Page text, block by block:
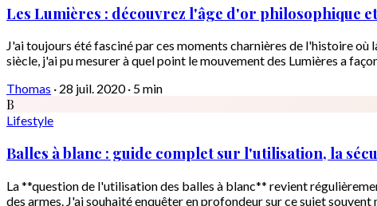
Les Lumières : découvrez l'âge d'or philosophique
J'ai toujours été fasciné par ces moments charnières de l'histoire
siècle, j'ai pu mesurer à quel point le mouvement des Lumières a
Thomas · 28 juil. 2020 · 5 min
B
Lifestyle
Balles à blanc : guide complet sur l'utilisation, la
La **question de l'utilisation des balles à blanc** revient
des armes. J'ai souhaité enquêter en profondeur sur ce sujet souvent